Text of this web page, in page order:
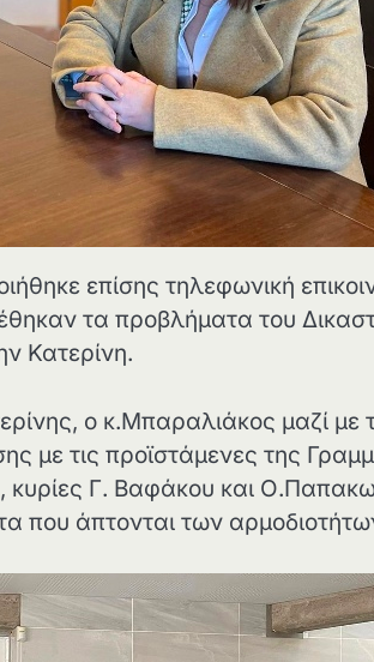
επίσης τηλεφωνική
τα προβλήματα του
Κατερίνη.
ο κ.Μπαραλιάκος μαζί με
με τις προϊστάμενες της
κυρίες Γ. Βαφάκου και
που άπτονται των